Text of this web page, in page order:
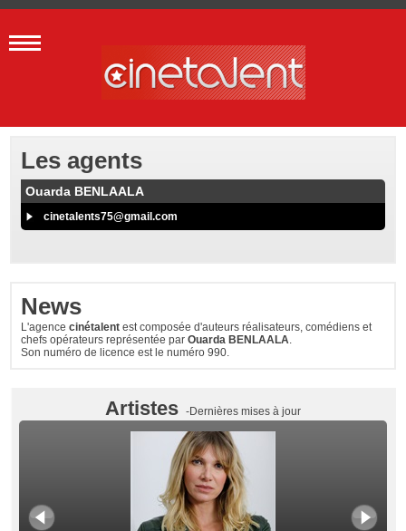
News
L'agencecinétalent est composée d'auteurs réalisateurs, comédiens et
chefs opérateurs représentée parOuarda BENLAALA.
Son numéro de licence est le numéro 990.
Les agents
Ouarda BENLAALA
cinetalents75@gmail.com
Artistes -Dernières mises à jour